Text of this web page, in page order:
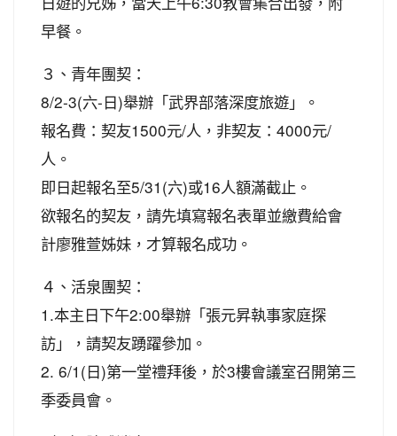
早餐。
３、青年團契：
8/2-3(六-日)舉辦「武界部落深度旅遊」。
報名費：契友1500元/人，非契友：4000元/
人。
即日起報名至5/31(六)或16人額滿截止。
欲報名的契友，請先填寫報名表單並繳費給會
計廖雅萱姊妹，才算報名成功。
４、活泉團契：
1.本主日下午2:00舉辦「張元昇執事家庭探
訪」，請契友踴躍參加。
2. 6/1(日)第一堂禮拜後，於3樓會議室召開第三
季委員會。